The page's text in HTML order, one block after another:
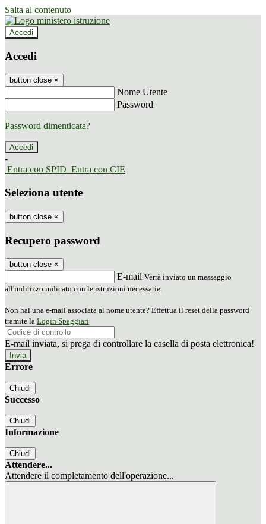
Salta al contenuto
Accedi
Accedi
button close ×
Nome Utente
Password
Password dimenticata?
-
Entra con SPID Entra con CIE
Seleziona utente
button close ×
Recupero password
button close ×
E-mail Verrà inviato un messaggio
all'indirizzo indicato con le istruzioni necessarie.
Non hai una e-mail associata al nome utente? Effettua il reset della password
tramite la Login Spaggiari
E-mail inviata, si prega di controllare la casella di posta elettronica!
Errore
Chiudi
Successo
Chiudi
Informazione
Chiudi
Attendere...
Attendere il completamento dell'operazione...